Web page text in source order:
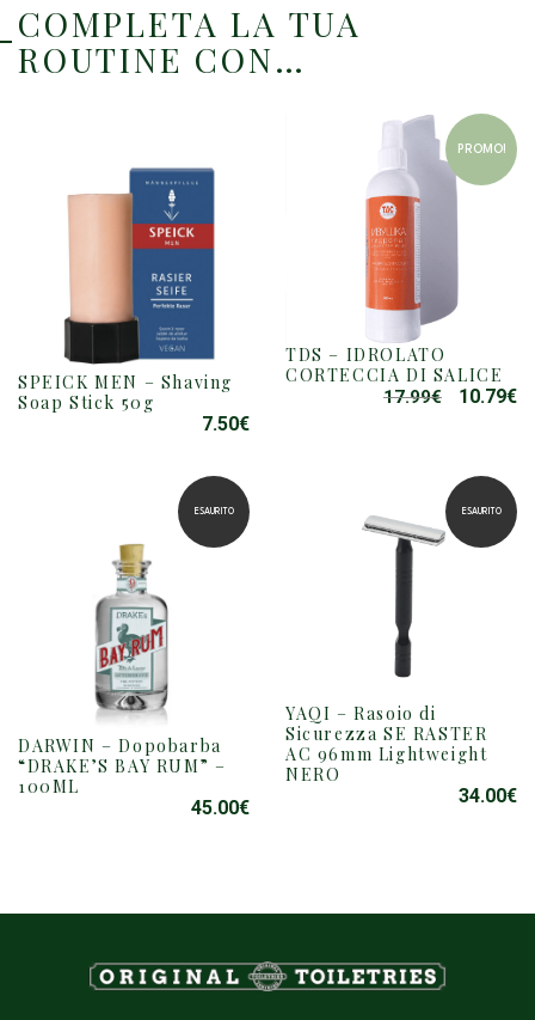
COMPLETA LA TUA
ROUTINE CON…
SPEICK MEN – Shaving
Soap Stick 50g
7.50€
PROMO!
TDS – IDROLATO
CORTECCIA DI SALICE
17.99€
IL
ERA:
17.99€.
10.79€IL
ESAURITO
DARWIN – Dopobarba
“DRAKE’S BAY RUM” –
100ML
45.00€
ESAURITO
YAQI – Rasoio di
Sicurezza SE RASTER
AC 96mm Lightweight
NERO
34.00€